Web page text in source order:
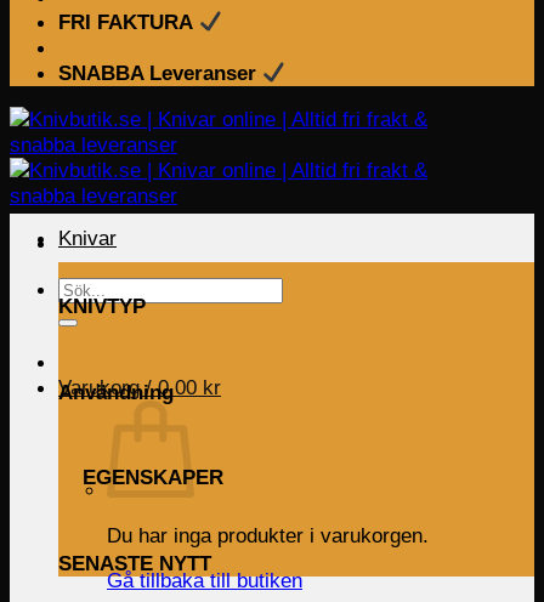
FRI FAKTURA
SNABBA Leveranser
Sök
efter:
Varukorg /0.00 kr
Du har inga produkter i varukorgen.
Gå tillbaka till butiken
Knivar
KNIVTYP
Användning
EGENSKAPER
SENASTE NYTT